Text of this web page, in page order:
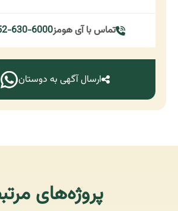
تماس با آی هومز630-6000
ارسال آگهی به دوستان
پروژه‌های